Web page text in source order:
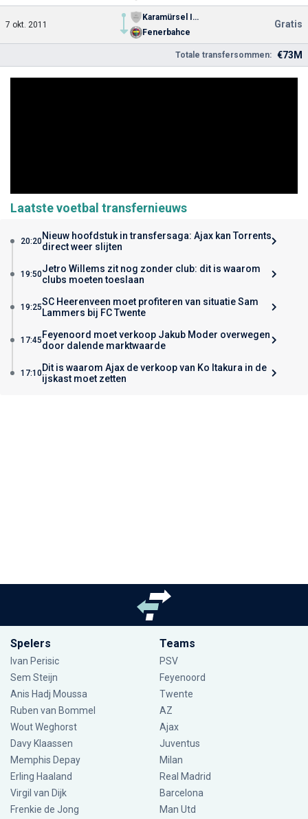
7 okt. 2011
Karamürsel I.Y. Spor Youth
Fenerbahce
Gratis
Totale transfersommen: €73M
Laatste voetbal transfernieuws
20:20Nieuw hoofdstuk in transfersaga: Ajax kan Torrents
direct weer slijten
19:50Jetro Willems zit nog zonder club: dit is waarom
clubs moeten toeslaan
19:25SC Heerenveen moet profiteren van situatie Sam
Lammers bij FC Twente
17:45 Feyenoord moet verkoop Jakub Moder overwegen
door dalende marktwaarde
17:10Dit is waarom Ajax de verkoop van Ko Itakura in de
ijskast moet zetten
Spelers
Ivan Perisic
Sem Steijn
Anis Hadj Moussa
Ruben van Bommel
Wout Weghorst
Davy Klaassen
Memphis Depay
Erling Haaland
Virgil van Dijk
Frenkie de Jong
Teams
PSV
Feyenoord
Twente
AZ
Ajax
Juventus
Milan
Real Madrid
Barcelona
Man Utd